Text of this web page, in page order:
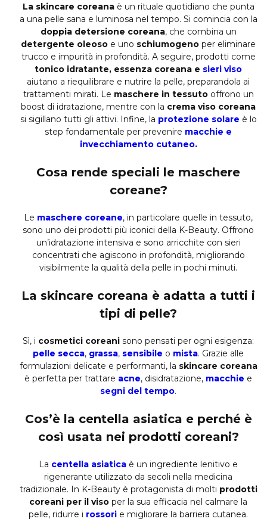
La skincare coreanaè un rituale quotidiano che punta
a una pelle sana e luminosa nel tempo. Si comincia con la
doppia detersione coreana, che combina un
detergente oleoso e uno schiumogeno per eliminare
trucco e impurità in profondità. A seguire, prodotti come
tonico idratante, essenza coreana e sieri viso
aiutano a riequilibrare e nutrire la pelle, preparandola ai
trattamenti mirati. Le maschere in tessutooffrono un
boost di idratazione, mentre con la crema viso coreana
si sigillano tutti gli attivi. Infine, la protezione solare è lo
step fondamentale per prevenire macchie e
invecchiamento cutaneo.
Cosa rende speciali le maschere
coreane?
Le maschere coreane, in particolare quelle in tessuto,
sono uno dei prodotti più iconici della K-Beauty. Offrono
un’idratazione intensiva e sono arricchite con sieri
concentrati che agiscono in profondità, migliorando
visibilmente la qualità della pelle in pochi minuti.
La skincare coreana è adatta a tutti i
tipi di pelle?
Sì, i cosmetici coreani sono pensati per ogni esigenza:
pelle secca, grassa, sensibile o mista. Grazie alle
formulazioni delicate e performanti, la skincare coreana
è perfetta per trattare acne, disidratazione, macchie e
segni del tempo.
Cos’è la centella asiatica e perché è
così usata nei prodotti coreani?
La centella asiatica è un ingrediente lenitivo e
rigenerante utilizzato da secoli nella medicina
tradizionale. In K-Beauty è protagonista di molti prodotti
coreani per il viso per la sua efficacia nel calmare la
pelle, ridurre i rossori e migliorare la barriera cutanea.